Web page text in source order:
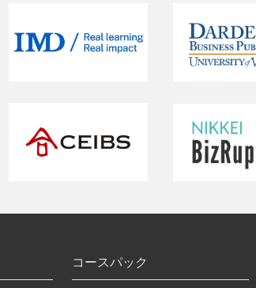
コースパック